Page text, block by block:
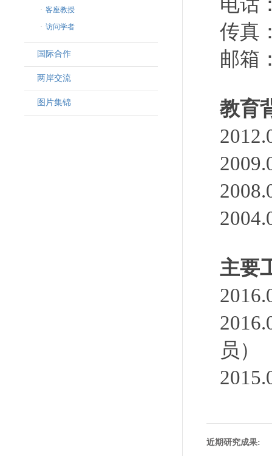
· 客座教授
· 访问学者
国际合作
两岸交流
图片集锦
传真
邮箱
教育
主要
员）
近期研究成果: